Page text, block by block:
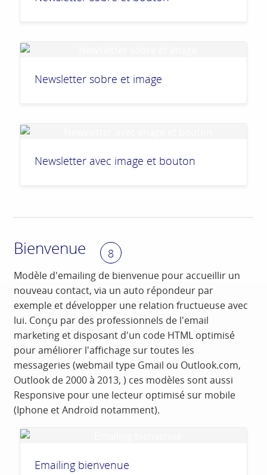
Newsletter sobre et image
Newsletter avec image et bouton
Bienvenue 8
Modèle d'emailing de bienvenue pour accueillir un
nouveau contact, via un auto répondeur par
exemple et développer une relation fructueuse avec
lui. Conçu par des professionnels de l'email
marketing et disposant d'un code HTML optimisé
pour améliorer l'affichage sur toutes les
messageries (webmail type Gmail ou Outlook.com,
Outlook de 2000 à 2013, ) ces modèles sont aussi
Responsive pour une lecteur optimisé sur mobile
(Iphone et Androïd notamment).
Emailing bienvenue